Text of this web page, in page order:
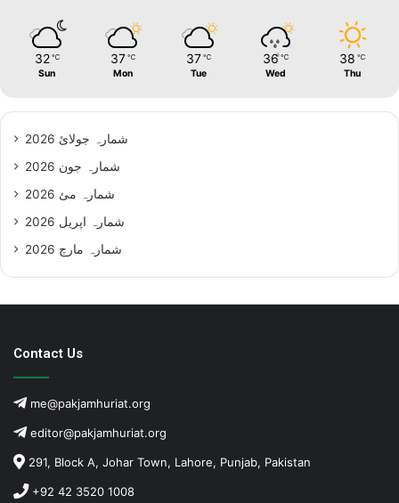
32 ℃
Sun
37 ℃
Mon
37 ℃
Tue
36 ℃
Wed
38 ℃
Thu
شمارہ جولائ 2026
شمارہ جون 2026
شمارہ مئ 2026
شمارہ اپریل 2026
شمارہ مارچ 2026
Contact Us
me@pakjamhuriat.org
editor@pakjamhuriat.org
291, Block A, Johar Town, Lahore, Punjab, Pakistan
+92 42 3520 1008